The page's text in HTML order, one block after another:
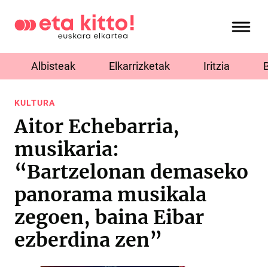
Albisteak Elkarrizketak Iritzia
KULTURA
Aitor Echebarria,
musikaria:
“Bartzelonan demaseko
panorama musikala
zegoen, baina Eibar
ezberdina zen”